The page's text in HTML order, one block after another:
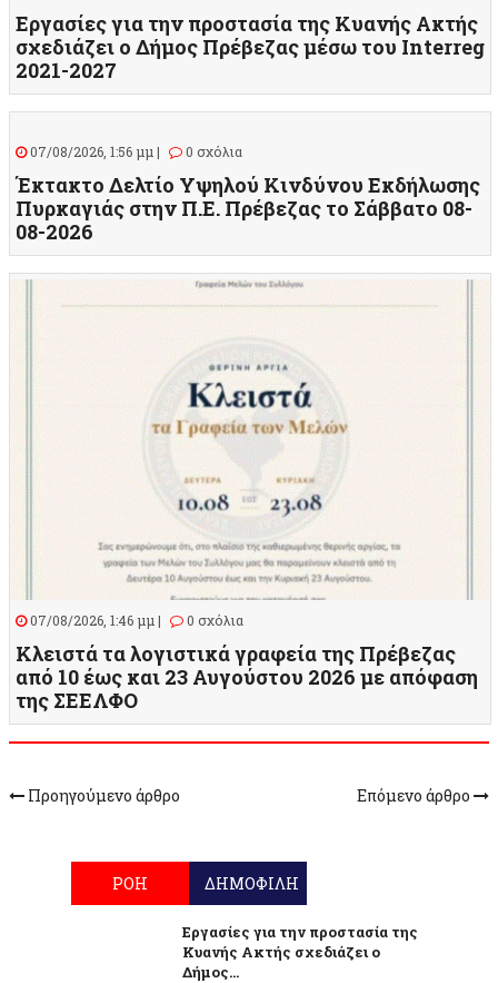
Εργασίες για την προστασία της Κυανής Ακτής
σχεδιάζει ο Δήμος Πρέβεζας μέσω του Interreg
2021-2027
07/08/2026, 1:56 μμ | 0 σχόλια
Έκτακτο Δελτίο Υψηλού Κινδύνου Εκδήλωσης
Πυρκαγιάς στην Π.Ε. Πρέβεζας το Σάββατο 08-
08-2026
07/08/2026, 1:46 μμ | 0 σχόλια
Κλειστά τα λογιστικά γραφεία της Πρέβεζας
από 10 έως και 23 Αυγούστου 2026 με απόφαση
της ΣΕΕΛΦΟ
Προηγούμενο άρθρο Επόμενο άρθρο
ΡΟΗ ΔΗΜΟΦΙΛΗ
Εργασίες για την προστασία της
Κυανής Ακτής σχεδιάζει ο
Δήμος...